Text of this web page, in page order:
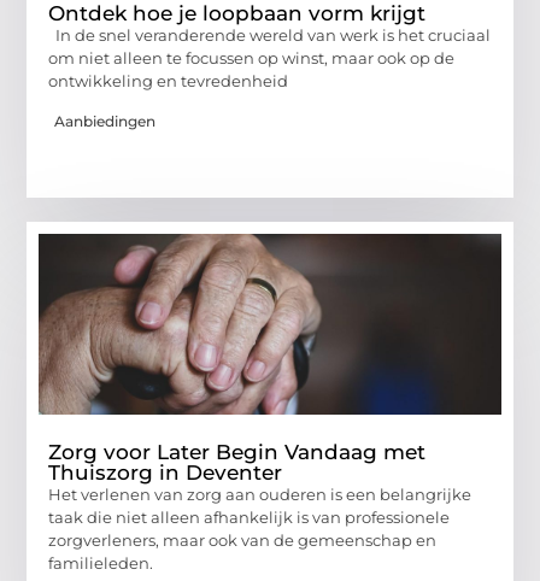
Ontdek hoe je loopbaan vorm krijgt
In de snel veranderende wereld van werk is het cruciaal
om niet alleen te focussen op winst, maar ook op de
ontwikkeling en tevredenheid
Aanbiedingen
Zorg voor Later Begin Vandaag met
Thuiszorg in Deventer
Het verlenen van zorg aan ouderen is een belangrijke
taak die niet alleen afhankelijk is van professionele
zorgverleners, maar ook van de gemeenschap en
familieleden.